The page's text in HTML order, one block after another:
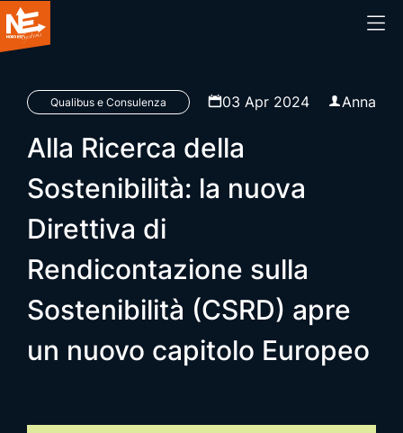
Home
Chi siamo
Cosa facciamo
Blog
Webinar
Qualibus e Consulenza 03 Apr 2024 Anna
Alla Ricerca della
Sostenibilità: la nuova
Direttiva di
Rendicontazione sulla
Sostenibilità (CSRD) apre
un nuovo capitolo Europeo